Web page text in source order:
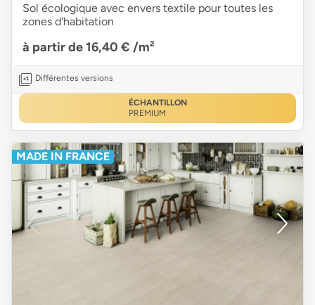
Sol écologique avec envers textile pour toutes les
zones d'habitation
à partir de 16,40 € /m²
Différentes versions
ÉCHANTILLON
PREMIUM
MADE IN FRANCE